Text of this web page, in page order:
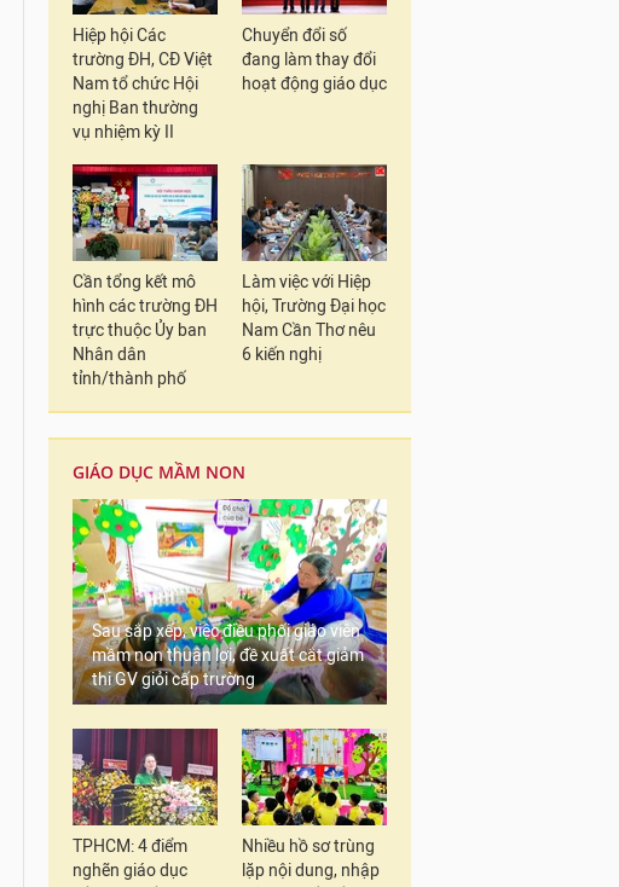
Hiệp hội Các
trường ĐH, CĐ Việt
Nam tổ chức Hội
nghị Ban thường
vụ nhiệm kỳ II
Chuyển đổi số
đang làm thay đổi
hoạt động giáo dục
Cần tổng kết mô
hình các trường ĐH
trực thuộc Ủy ban
Nhân dân
tỉnh/thành phố
Làm việc với Hiệp
hội, Trường Đại học
Nam Cần Thơ nêu
6 kiến nghị
GIÁO DỤC MẦM NON
Sau sắp xếp, việc điều phối giáo viên
mầm non thuận lợi, đề xuất cắt giảm
thi GV giỏi cấp trường
TPHCM: 4 điểm
nghẽn giáo dục
Nhiều hồ sơ trùng
lặp nội dung, nhập